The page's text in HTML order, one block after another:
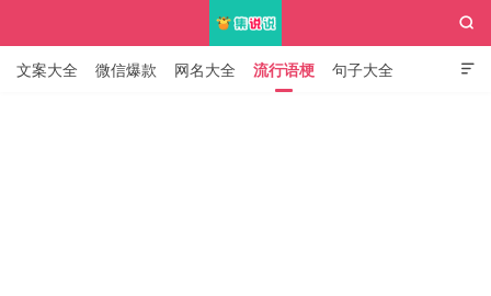

文案大全 微信爆款 网名大全 流行语梗 句子大全
